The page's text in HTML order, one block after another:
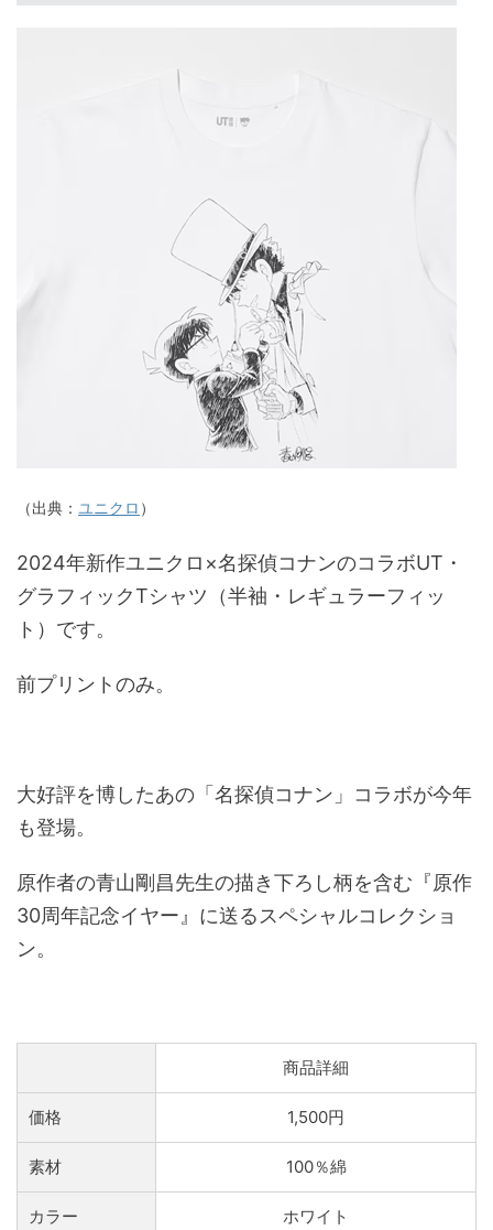
（出典： ユニクロ ）
2024年新作ユニクロ×名探偵コナンのコラボUT・
グラフィックTシャツ（半袖・レギュラーフィッ
ト）です。
前プリントのみ。
大好評を博したあの「名探偵コナン」コラボが今年
も登場。
原作者の青山剛昌先生の描き下ろし柄を含む『原作
30周年記念イヤー』に送るスペシャルコレクショ
ン。
商品詳細
価格 1,500円
素材 100％綿
カラー ホワイト